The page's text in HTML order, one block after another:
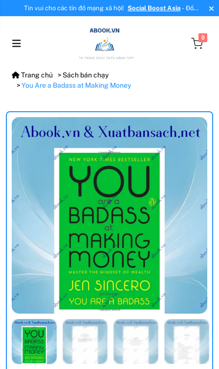
Tin vui cho các tín đồ mạng xã hội! Social Boost Asia- Đối
tác mới, cung cấp dịch vụ tăng tương tác, tăng follow uy tín!
0
Trang chủ
Sách bán chạy
You Are a Badass at Making Money